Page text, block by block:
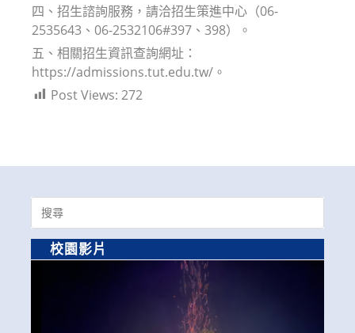
四、招生諮詢服務，請洽招生策進中心（06-
2535643、06-2532106#397、398）。
五、相關招生資訊查詢網址：
https://admissions.tut.edu.tw/。
Post Views: 272
Search
for:
校園影片